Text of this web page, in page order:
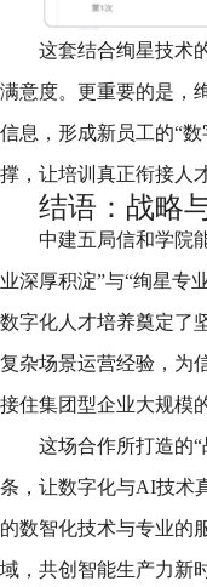
这套结合绚星技术
满意度。更重要的是，
信息，形成新员工的“
撑，让培训真正衔接人
结语：战略
中建五局信和学院
业深厚积淀”与“绚星专
数字化人才培养奠定了
复杂场景运营经验，为
接住集团型企业大规模
这场合作所打造的
条，让数字化与AI技术
的数智化技术与专业的
域，共创智能生产力新